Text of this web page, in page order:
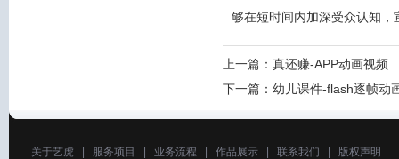
够在短时间内加深受众认知，
上一篇： 真还赚-APP动画视频
下一篇： 幼儿课件-flash逐帧动
关于艺虎 服务项目 业务流程 作品展示 联系我们
版权声明